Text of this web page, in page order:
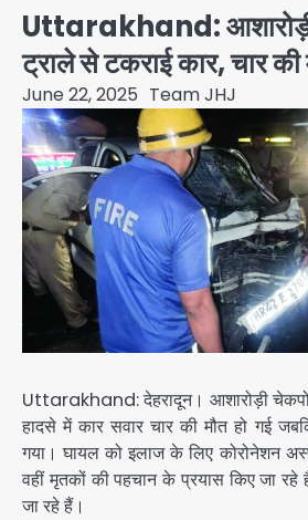
Uttarakhand:
ट्राले से टकराई कार, चार की
June 22, 2025 Team JHJ
Uttarakhand: देहरादून। आशारोड़ी
हादसे में कार सवार चार की मौत हो गई
गया। घायल को इलाज के लिए कोरोनेशन
वहीं मृतकों की पहचान के प्रयास किए जा रहे
जा रहे हैं।